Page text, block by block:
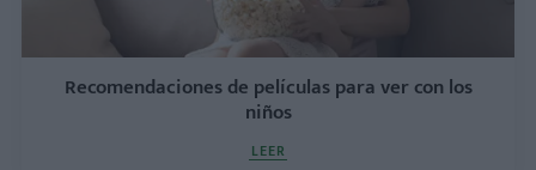
Recomendaciones de películas para ver con los
niños
LEER